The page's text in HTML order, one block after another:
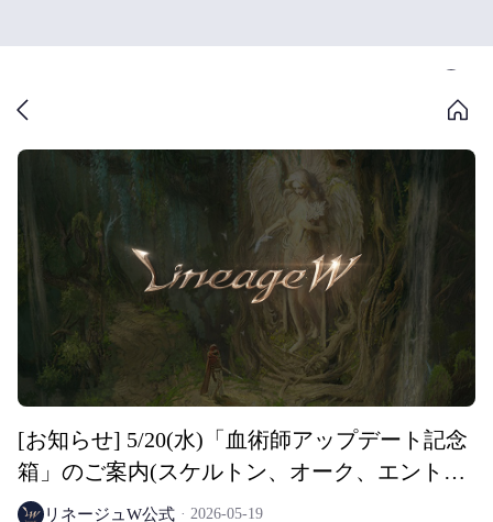
[お知らせ] 5/20(水)「血術師アップデート記念
箱」のご案内(スケルトン、オーク、エント、
フェイラー、アリア ワールド除外)
リネージュW公式 2026-05-19